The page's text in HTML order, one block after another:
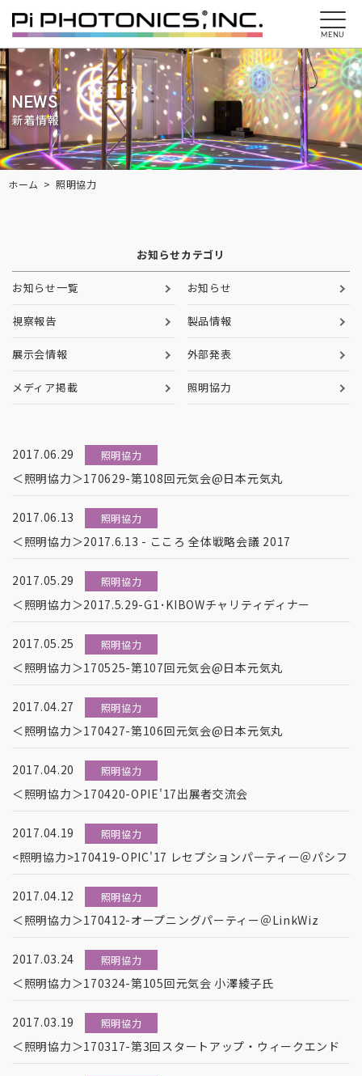
MENU
NEWS
新着情報
Breadcrumbs
ホーム 照明協力
お知らせカテゴリ
お知らせ一覧 お知らせ
視察報告 製品情報
展示会情報 外部発表
メディア掲載 照明協力
2017.06.29 照明協力
＜照明協力＞170629-第108回元気会@日本元気丸
2017.06.13 照明協力
＜照明協力＞2017.6.13 - こころ 全体戦略会議 2017
2017.05.29 照明協力
＜照明協力＞2017.5.29-G1･KIBOWチャリティディナー
2017.05.25 照明協力
＜照明協力＞170525-第107回元気会@日本元気丸
2017.04.27 照明協力
＜照明協力＞170427-第106回元気会@日本元気丸
2017.04.20 照明協力
＜照明協力＞170420-OPIE'17出展者交流会
2017.04.19 照明協力
<照明協力>170419-OPIC'17 レセプションパーティー＠パシフ
2017.04.12 照明協力
＜照明協力＞170412-オープニングパーティー＠LinkWiz
2017.03.24 照明協力
＜照明協力＞170324-第105回元気会 小澤綾子氏
2017.03.19 照明協力
＜照明協力＞170317-第3回スタートアップ・ウィークエンド